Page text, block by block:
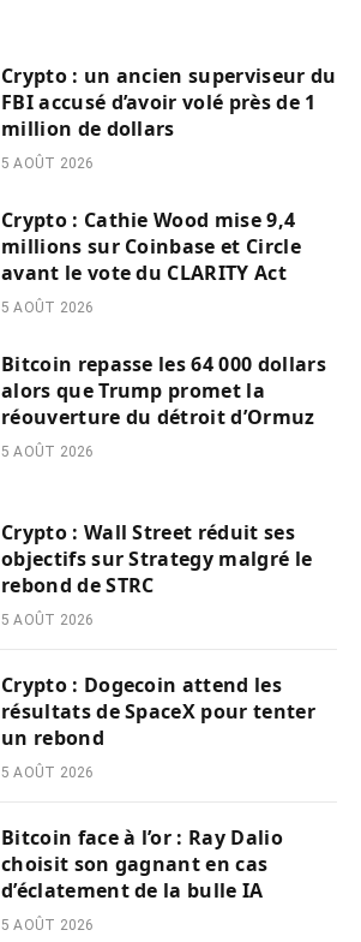
Crypto : un ancien superviseur du
FBI accusé d’avoir volé près de 1
million de dollars
5 AOÛT 2026
Crypto : Cathie Wood mise 9,4
millions sur Coinbase et Circle
avant le vote du CLARITY Act
5 AOÛT 2026
Bitcoin repasse les 64 000 dollars
alors que Trump promet la
réouverture du détroit d’Ormuz
5 AOÛT 2026
Crypto : Wall Street réduit ses
objectifs sur Strategy malgré le
rebond de STRC
5 AOÛT 2026
Crypto : Dogecoin attend les
résultats de SpaceX pour tenter
un rebond
5 AOÛT 2026
Bitcoin face à l’or : Ray Dalio
choisit son gagnant en cas
d’éclatement de la bulle IA
5 AOÛT 2026